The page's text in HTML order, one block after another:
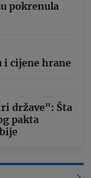
pokrenula
i cijene hrane
države": Šta
pakta